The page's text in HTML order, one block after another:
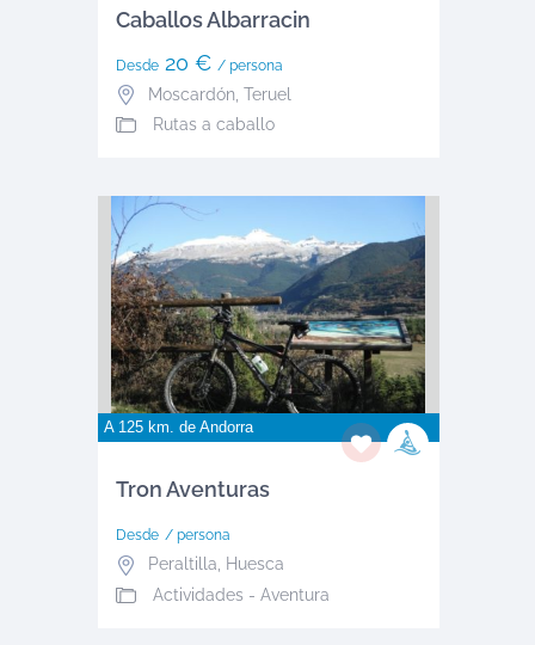
Caballos Albarracin
Desde20 € / persona
Moscardón Teruel
Rutas a caballo
A 125 km. de Andorra
Tron Aventuras
Desde / persona
Peraltilla, Huesca
Actividades - Aventura